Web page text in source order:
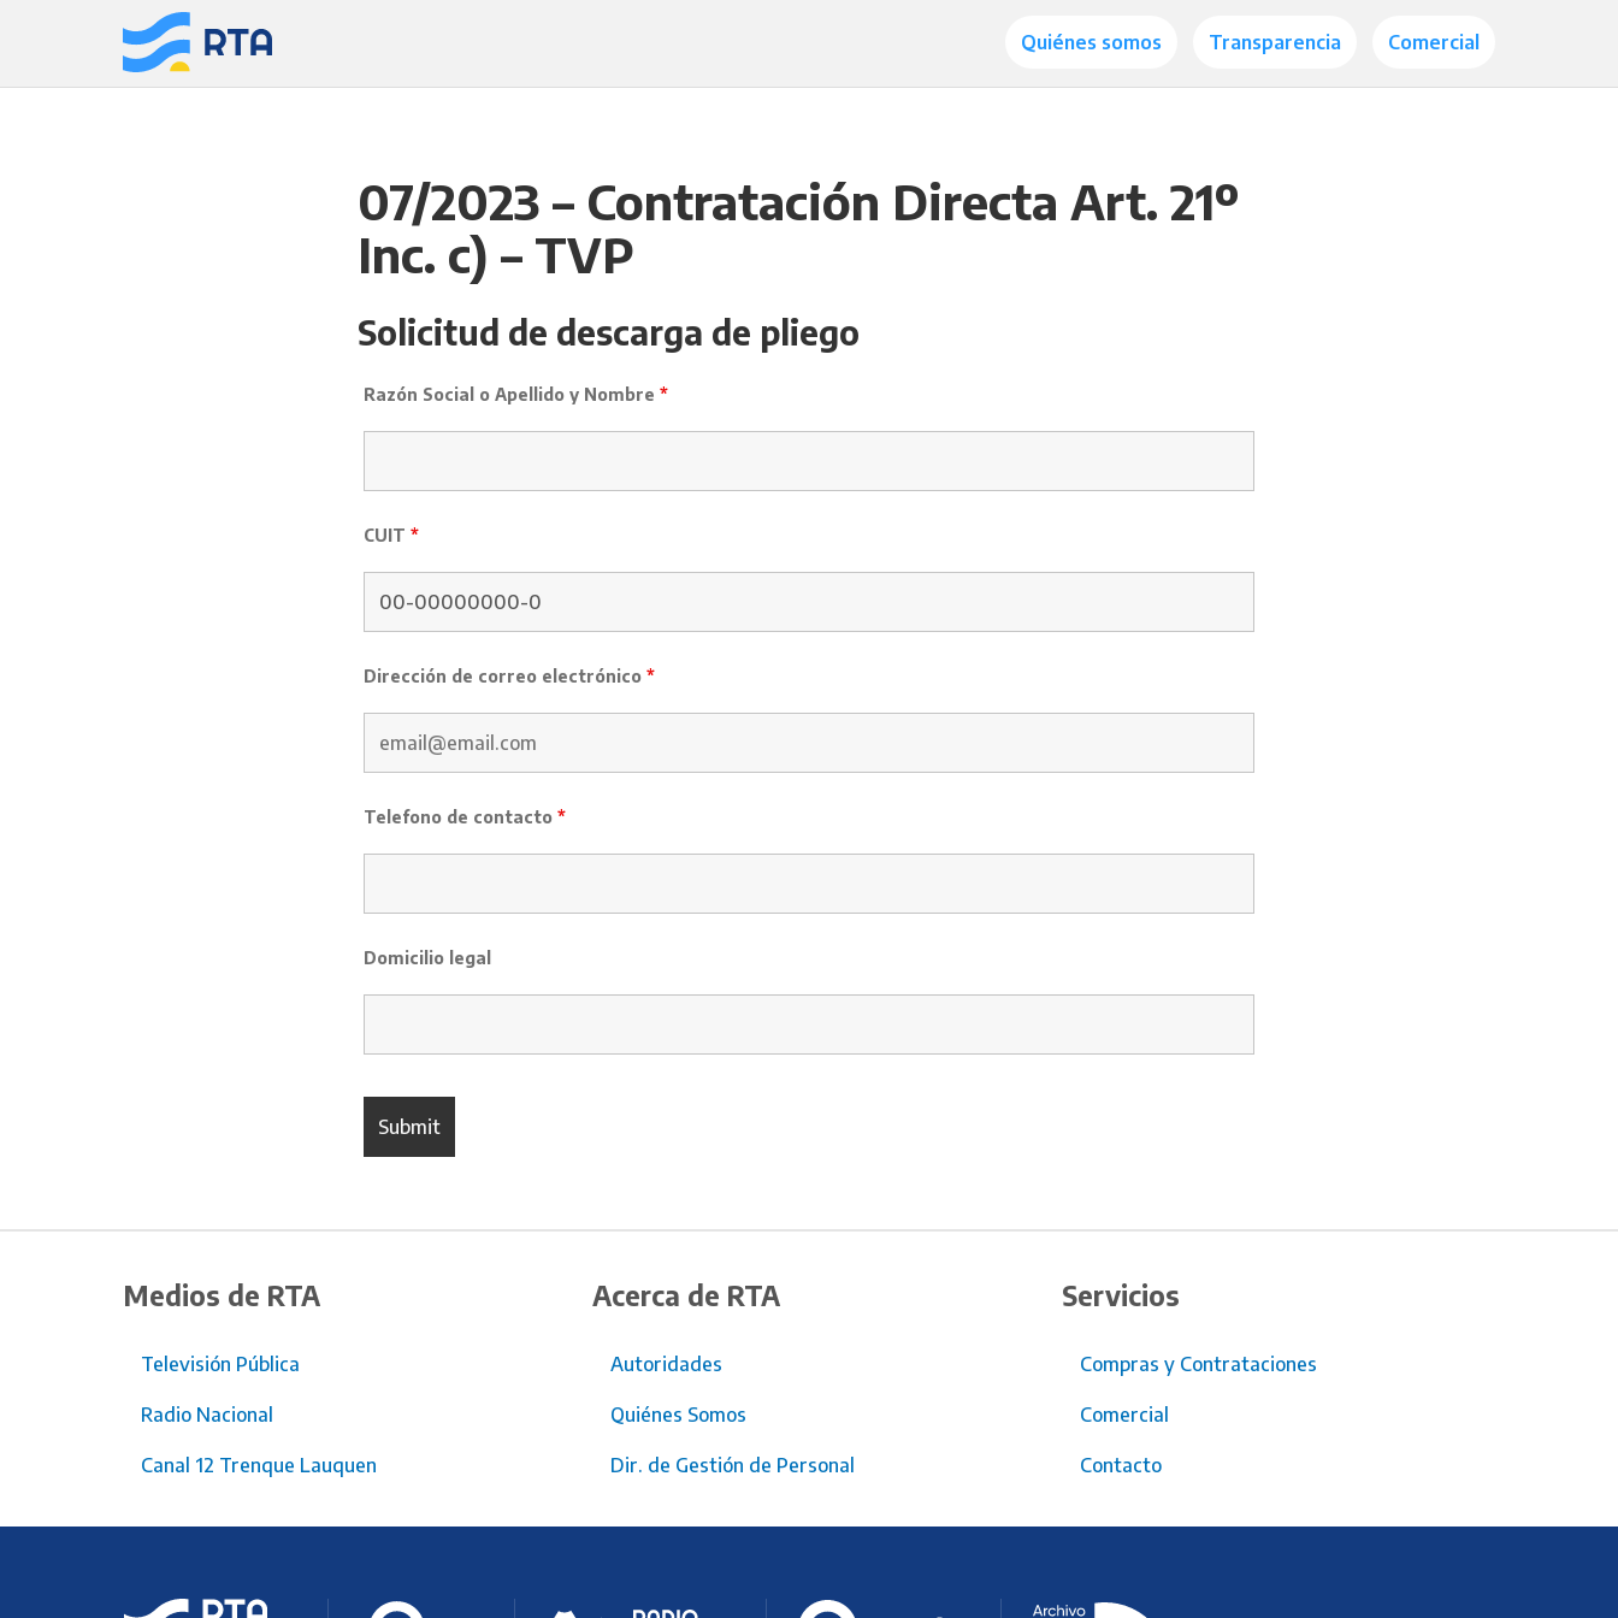
Quiénes somos Transparencia Comercial
07/2023 – Contratación Directa Art. 21º
Inc. c) – TVP
Solicitud de descarga de pliego
Razón Social o Apellido y Nombre *
CUIT *
Dirección de correo electrónico *
Telefono de contacto *
Domicilio legal
Medios de RTA
Televisión Pública
Radio Nacional
Canal 12 Trenque Lauquen
Acerca de RTA
Autoridades
Quiénes Somos
Dir. de Gestión de Personal
Servicios
Compras y Contrataciones
Comercial
Contacto